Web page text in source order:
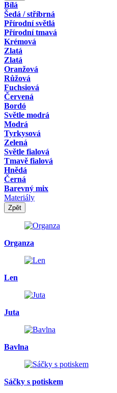
Bílá
Šedá / stříbrná
Přírodní světlá
Přírodní tmavá
Krémová
Zlatá
Zlatá
Oranžová
Růžová
Fuchsiová
Červená
Bordó
Světle modrá
Modrá
Tyrkysová
Zelená
Světle fialová
Tmavě fialová
Hnědá
Černá
Barevný mix
Materiály
Zpět
Organza
Len
Juta
Bavlna
Sáčky s potiskem